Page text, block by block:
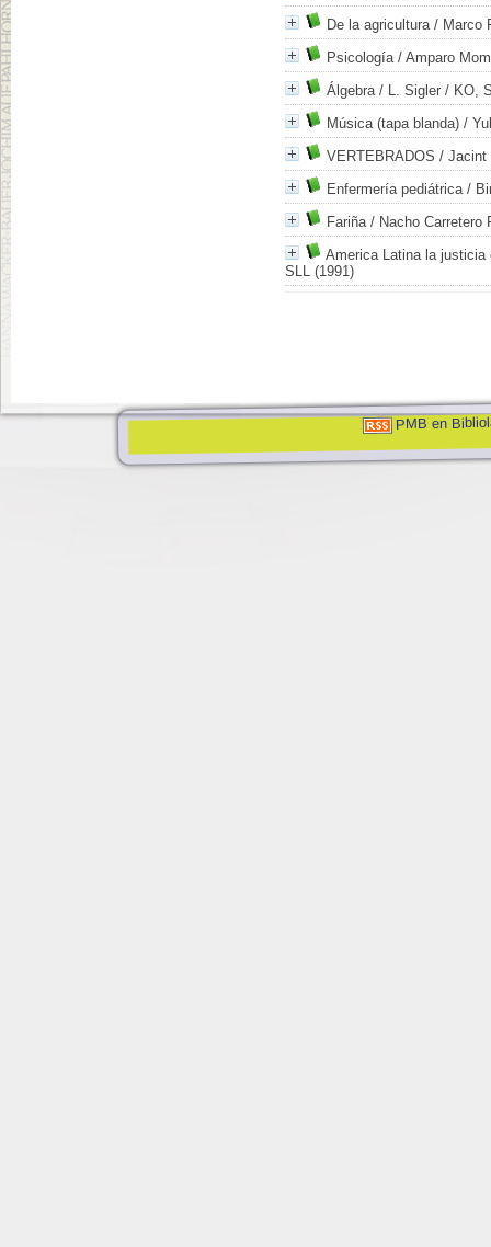
De la agricultura/ Marco
Psicología/ Amparo
Álgebra/ L. Sigler / KO,
Música (tapa blanda) /
VERTEBRADOS / Jacint
Enfermería pediátrica/
Fariña/ Nacho Carretero
America Latina la justicia
SLL (1991)
PMB en